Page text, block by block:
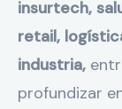
insurtech,
retail,
industria,
profundizar